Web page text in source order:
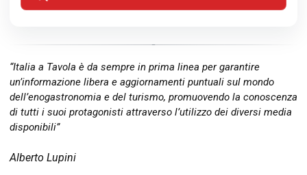
“Italia a Tavola è da sempre in prima linea per garantire
un’informazione libera e aggiornamenti puntuali sul mondo
dell’enogastronomia e del turismo, promuovendo la conoscenza
di tutti i suoi protagonisti attraverso l’utilizzo dei diversi media
disponibili”
Alberto Lupini